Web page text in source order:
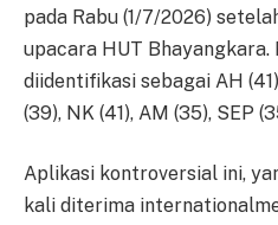
pada Rabu (1/7/2026)
upacara HUT
diidentifikasi sebagai AH
(39), NK (41), AM (35), SEP
Aplikasi kontroversial ini,
kali diterima